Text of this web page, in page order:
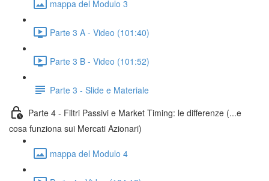
mappa del Modulo 3
Parte 3 A - Video (101:40)
Parte 3 B - Video (101:52)
Parte 3 - Slide e Materiale
Parte 4 - Filtri Passivi e Market Timing: le differenze (...e
cosa funziona sui Mercati Azionari)
mappa del Modulo 4